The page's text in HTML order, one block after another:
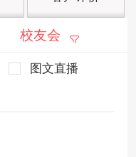
校友会
图文直播